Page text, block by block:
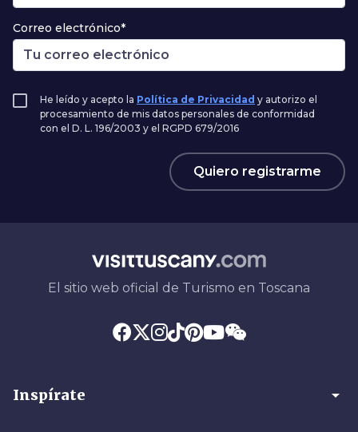
Correo electrónico*
He leído y acepto la Política de Privacidad y autorizo el
procesamiento de mis datos personales de conformidad
con el D. L. 196/2003 y el RGPD 679/2016
Quiero registrarme
El sitio web oficial de Turismo en Toscana
Inspírate arrow_drop_down